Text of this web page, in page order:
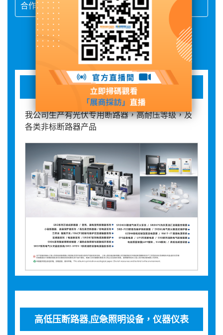
合作事宜
展品詳情
高低压断路器
我公司生产有光伏专用断路器，高耐压等级，及
各类非标断路器产品
高低压断路器,应急照明设备，仪器仪表